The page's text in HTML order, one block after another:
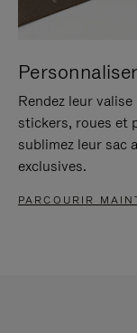
Rendez leur
stickers, roues et
sublimez leur sac
exclusives.
PARCOURIR